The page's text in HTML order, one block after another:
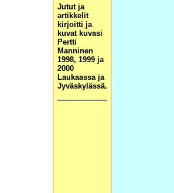
Jutut ja
artikkelit
kirjoitti ja
kuvat kuvasi
Pertti
Manninen
1998, 1999 ja
2000
Laukaassa ja
Jyväskylässä.